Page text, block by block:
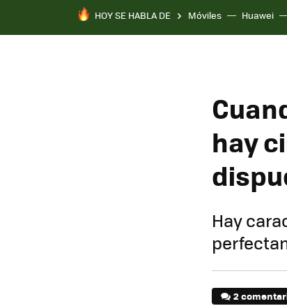
HOY SE HABLA DE Móviles Huawei
hay
Hay
2